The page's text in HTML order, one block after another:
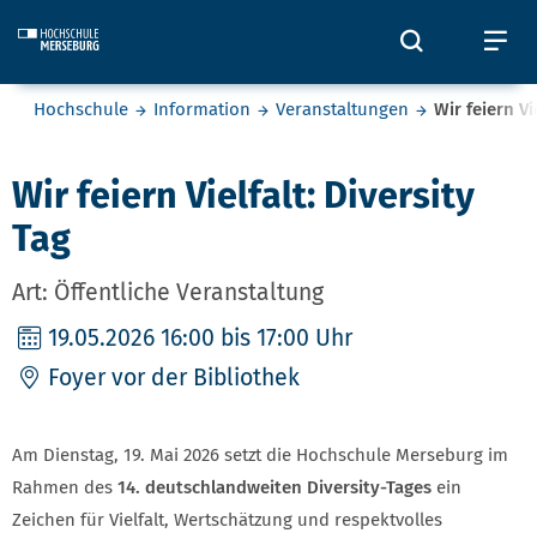
Öffnet
Sie befinden sich hier:
Hochschule Information Veranstaltungen Wir feiern
Wir feiern Vielfalt: Diversity
Tag
Art: Öffentliche Veranstaltung
19.05.2026 16:00 bis 17:00 Uhr
Foyer vor der Bibliothek
Am Dienstag, 19. Mai 2026 setzt die Hochschule Merseburg im
Rahmen des 14. deutschlandweiten Diversity-Tages ein
Zeichen für Vielfalt, Wertschätzung und respektvolles